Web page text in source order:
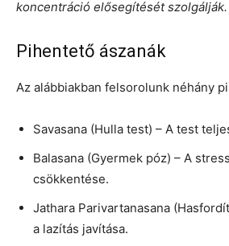
koncentráció elősegítését szolgálják.
Pihentető ászanák
Az alábbiakban felsorolunk néhány
Savasana (Hulla test) – A test
Balasana (Gyermek póz) – A
csökkentése.
Jathara Parivartanasana
a lazítás javítása.